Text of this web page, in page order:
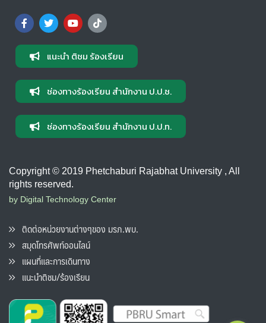
แนะนำ ติชม ร้องเรียน
ช่องทางร้องเรียน สำนักงาน ป.ป.ช.
ช่องทางร้องเรียน สำนักงาน ป.ป.ท.
Copyright © 2019 Phetchaburi Rajabhat University , All
rights reserved.
by Digital Technology Center
ติดต่อหน่วยงานต่างๆของ มรภ.พบ.
สมุดโทรศัพท์ออนไลน์
แผนที่และการเดินทาง
แนะนำติชม/ร้องเรียน